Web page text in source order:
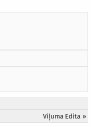
Viļuma Edita »